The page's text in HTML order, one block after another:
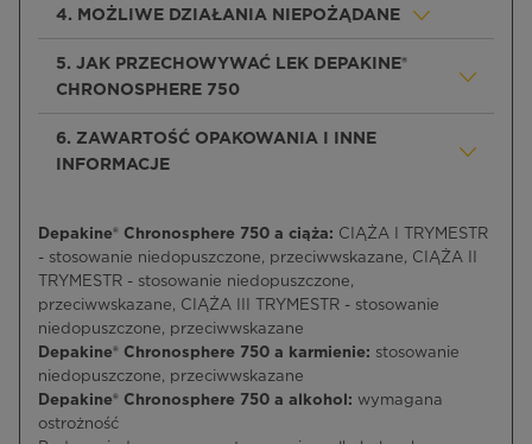
4. MOŻLIWE DZIAŁANIA NIEPOŻĄDANE
5. JAK PRZECHOWYWAĆ LEK DEPAKINE®
CHRONOSPHERE 750
6. ZAWARTOŚĆ OPAKOWANIA I INNE
INFORMACJE
Depakine® Chronosphere 750 a ciąża: CIĄŻA I TRYMESTR
- stosowanie niedopuszczone, przeciwwskazane, CIĄŻA II
TRYMESTR - stosowanie niedopuszczone,
przeciwwskazane, CIĄŻA III TRYMESTR - stosowanie
niedopuszczone, przeciwwskazane
Depakine® Chronosphere 750 a karmienie: stosowanie
niedopuszczone, przeciwwskazane
Depakine® Chronosphere 750 a alkohol: wymagana
ostrożność